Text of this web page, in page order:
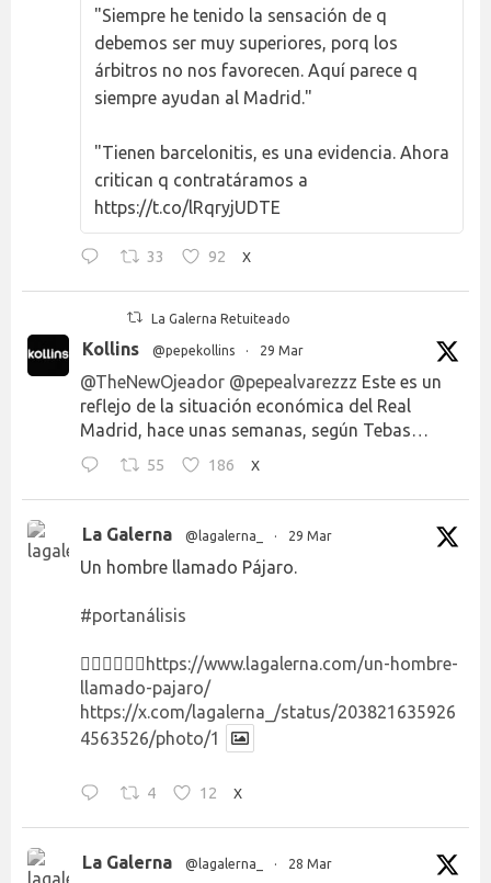
"Siempre he tenido la sensación de q
debemos ser muy superiores, porq los
árbitros no nos favorecen. Aquí parece q
siempre ayudan al Madrid."
"Tienen barcelonitis, es una evidencia. Ahora
critican q contratáramos a
https://t.co/lRqryjUDTE
33 92 X
La Galerna Retuiteado
Kollins @pepekollins · 29 Mar
@TheNewOjeador @pepealvarezzz Este es un
reflejo de la situación económica del Real
Madrid, hace unas semanas, según Tebas…
55 186 X
La Galerna @lagalerna_ · 29 Mar
Un hombre llamado Pájaro.
#portanálisis
👉🏻👉🏻👉🏻 https://www.lagalerna.com/un-hombre-
llamado-pajaro/
https://x.com/lagalerna_/status/203821635926
4563526/photo/1
4 12 X
La Galerna @lagalerna_ · 28 Mar